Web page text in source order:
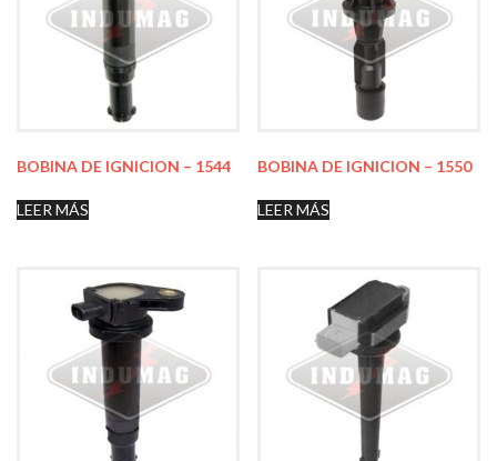
BOBINA DE IGNICION – 1544
LEER MÁS
BOBINA DE IGNICION – 1550
LEER MÁS